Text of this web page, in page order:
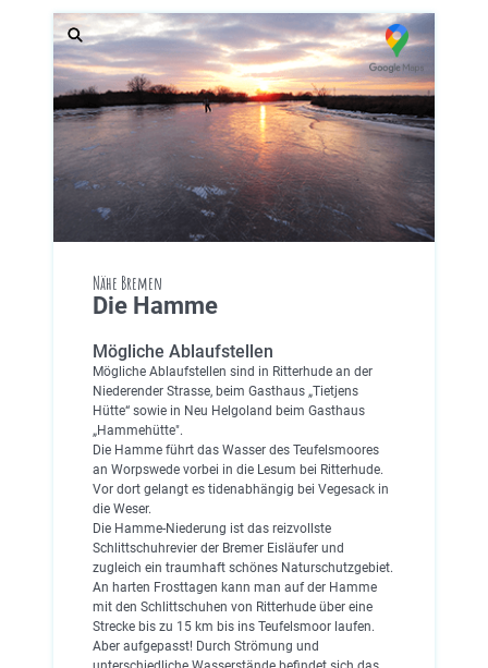
Nähe Bremen
Die Hamme
Mögliche Ablaufstellen
Mögliche Ablaufstellen sind in Ritterhude an der
Niederender Strasse, beim Gasthaus „Tietjens
Hütte“ sowie in Neu Helgoland beim Gasthaus
„Hammehütte".
Die Hamme führt das Wasser des Teufelsmoores
an Worpswede vorbei in die Lesum bei Ritterhude.
Vor dort gelangt es tidenabhängig bei Vegesack in
die Weser.
Die Hamme-Niederung ist das reizvollste
Schlittschuhrevier der Bremer Eisläufer und
zugleich ein traumhaft schönes Naturschutzgebiet.
An harten Frosttagen kann man auf der Hamme
mit den Schlittschuhen von Ritterhude über eine
Strecke bis zu 15 km bis ins Teufelsmoor laufen.
Aber aufgepasst! Durch Strömung und